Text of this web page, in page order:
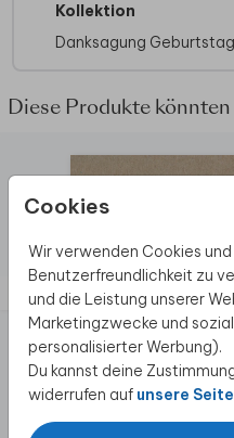
Cookies
Wir verwenden Cookies
Benutzerfreundlichkeit zu
und die Leistung unserer
Marketingzwecke und
personalisierter Werbung).
Du kannst deine
widerrufen auf unsere
Wenn Foliendruck
möchtest, wähle
Kollektion
Danksagung Geburtstag
Diese Produkte